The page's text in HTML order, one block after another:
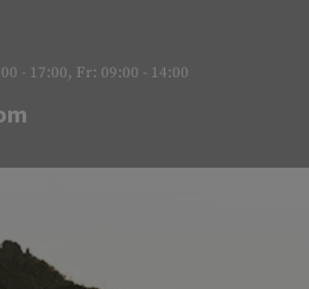
- 17:00, Fr: 09:00 - 14:00